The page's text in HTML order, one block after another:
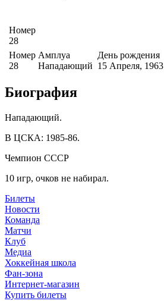
Номер
28
Номер
28
Амплуа
Нападающий
День рождения
15 Апреля, 1963
Биография
Нападающий.
В ЦСКА: 1985-86.
Чемпион СССР
10 игр, очков не набирал.
Билеты
Новости
Команда
Матчи
Клуб
Медиа
Хоккейная школа
Фан-зона
Интернет-магазин
Купить билеты